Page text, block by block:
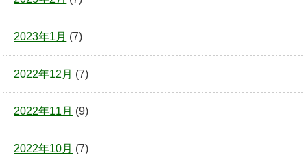
2023年1月 (7)
2022年12月 (7)
2022年11月 (9)
2022年10月 (7)